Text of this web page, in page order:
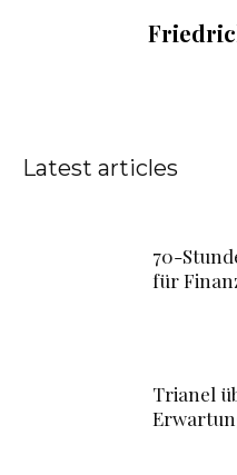
Latest articles
70-
für
Trianel